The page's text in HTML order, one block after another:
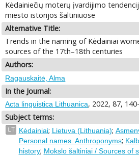
Kėdainiečių moterų įvardijimo
miesto istorijos šaltiniuose
Alternative Title:
Trends in the naming of Kėdainiai
sources of the 17th–18th centuries
Authors:
Ragauskaitė, Alma
In the Journal:
Acta linguistica Lithuanica, 2022, 87,
Subject terms:
LT Kėdainiai; Lietuva (Lithuania);
Personal names. Anthroponyms;
history; Mokslo šaltiniai / Sources of